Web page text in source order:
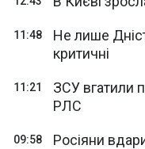
11:48
Не лише
критичні
11:21
ЗСУ вгатили
РЛС
09:58 Росіяни